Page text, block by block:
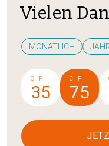
Vielen
MONATLICH
CHF
35
CHF
75